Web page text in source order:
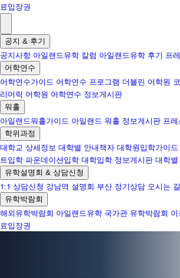
료입장권
공지 & 후기
공지사항 아일랜드유학 칼럼 아일랜드유학 후기 프
어학연수
어학연수가이드 어학연수 프로그램 더블린 어학원
리머릭 어학원 어학연수 정보게시판
워홀
아일랜드워홀가이드 아일랜드 워홀 정보게시판 프
학위과정
대학교 상세정보 대학별 안내책자 대학원입학가이드
트입학 파운데이션입학 대학입학 정보게시판 대학
유학설명회 & 상담신청
1:1 상담신청 강남역 설명회 부산 정기상담 오시는 길
유학박람회
해외유학박람회 아일랜드유학 국가관 유학박람회
료입장권